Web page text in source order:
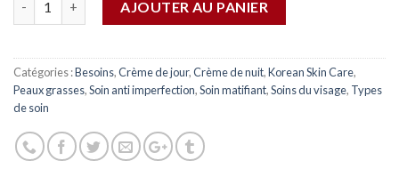
AJOUTER AU PANIER
Catégories :Besoins,Crème de jour,Crème de nuit,Korean Skin Care,
Peaux grasses,Soin anti imperfection,Soin matifiant,Soins du visage, Types
de soin